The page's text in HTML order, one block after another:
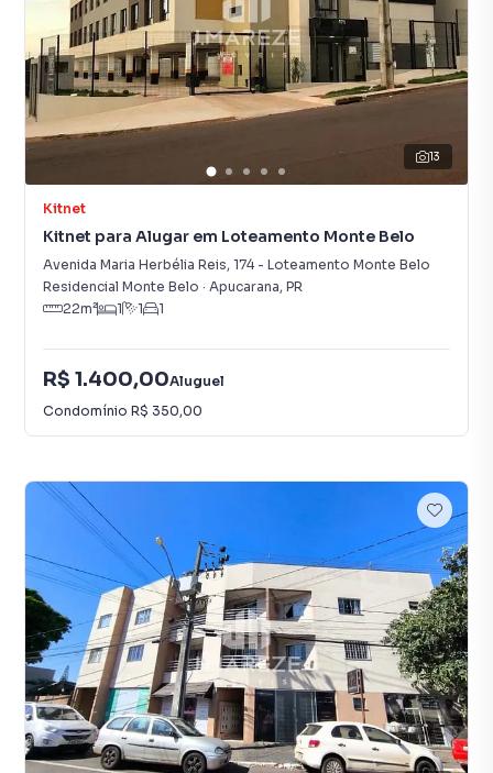
13
Kitnet
Kitnet para Alugar em Loteamento Monte Belo
Avenida Maria Herbélia Reis, 174- Loteamento Monte Belo
Residencial Monte Belo · Apucarana, PR
22m² 1 1 1
R$ 1.400,00Aluguel
Condomínio R$ 350,00